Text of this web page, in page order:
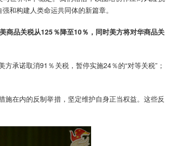
和构建人类命运共同体的新篇章。
商品关税从125％降至10％，同时美方将对华商品关
承诺取消91％关税，暂停实施24％的“对等关税”；
在内的反制举措，坚定维护自身正当权益。这些反